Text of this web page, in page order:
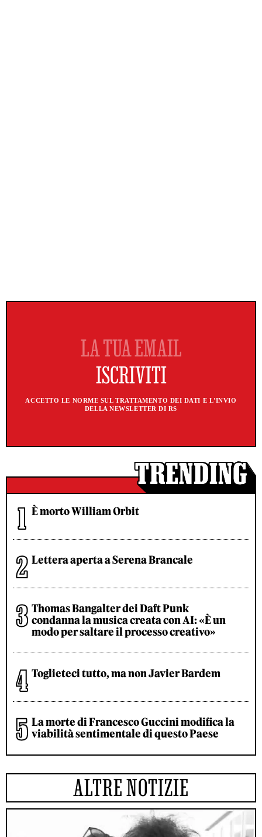
ACCETTO LE NORME SUL TRATTAMENTO DEI DATI E L'INVIO
DELLA NEWSLETTER DI RS
È morto William Orbit
Lettera aperta a Serena Brancale
Thomas Bangalter dei Daft Punk
condanna la musica creata con AI: «È un
modo per saltare il processo creativo»
Toglieteci tutto, ma non Javier Bardem
La morte di Francesco Guccini modifica la
viabilità sentimentale di questo Paese
ALTRE NOTIZIE